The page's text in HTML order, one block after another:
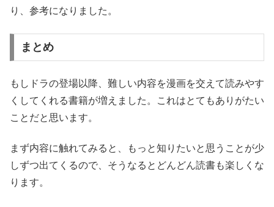
り、参考になりました。
まとめ
もしドラの登場以降、難しい内容を漫画を交えて読みやす
くしてくれる書籍が増えました。これはとてもありがたい
ことだと思います。
まず内容に触れてみると、もっと知りたいと思うことが少
しずつ出てくるので、そうなるとどんどん読書も楽しくな
ります。